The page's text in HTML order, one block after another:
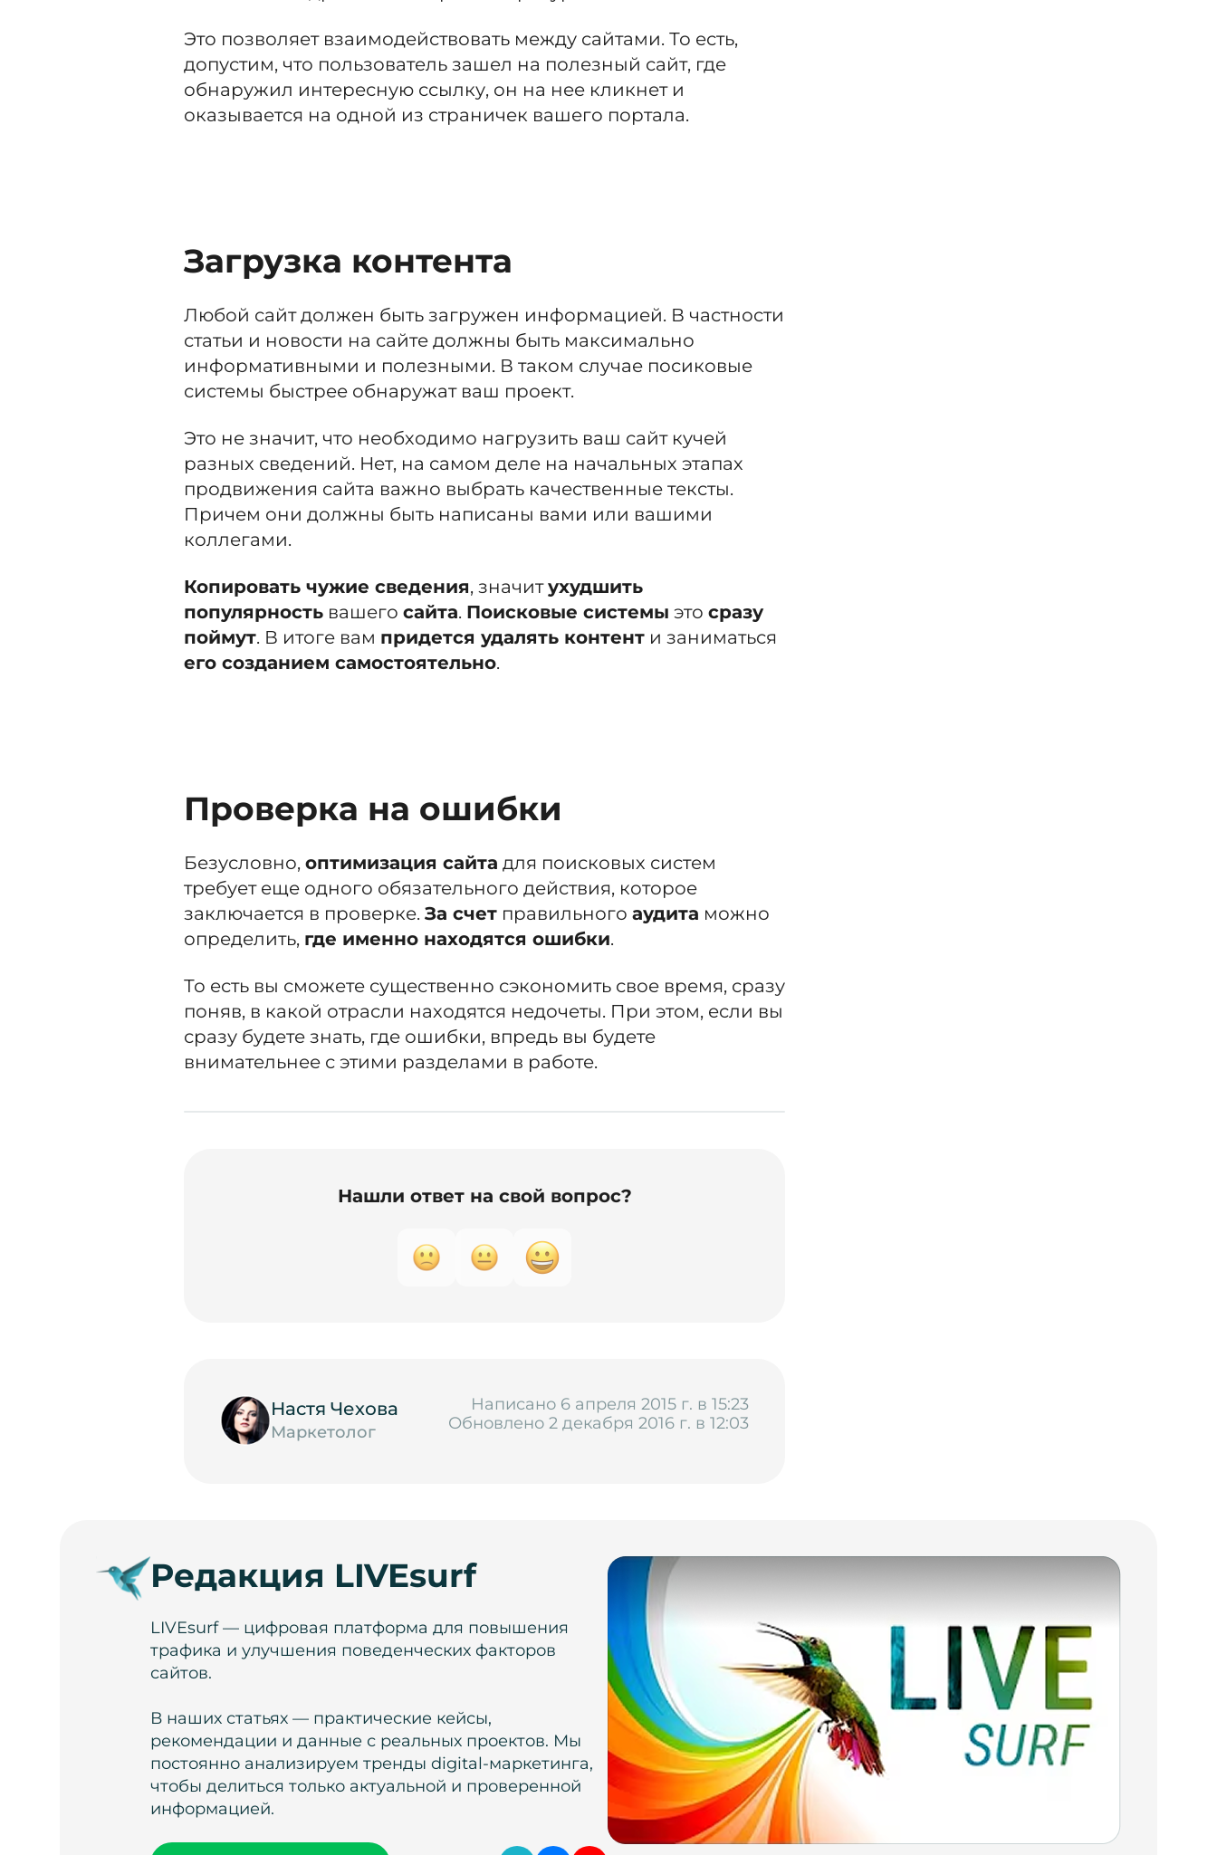
Это позволяет взаимодействовать между сайтами. То есть,
допустим, что пользователь зашел на полезный сайт, где
обнаружил интересную ссылку, он на нее кликнет и
оказывается на одной из страничек вашего портала.
Загрузка контента
Любой сайт должен быть загружен информацией. В частности
статьи и новости на сайте должны быть максимально
информативными и полезными. В таком случае посиковые
системы быстрее обнаружат ваш проект.
Это не значит, что необходимо нагрузить ваш сайт кучей
разных сведений. Нет, на самом деле на начальных этапах
продвижения сайта важно выбрать качественные тексты.
Причем они должны быть написаны вами или вашими
коллегами.
Копировать чужие сведения, значитухудшить
популярность вашегосайта. Поисковые системы этосразу
поймут. В итоге вам придется удалять контент и заниматься
его созданием самостоятельно.
Проверка на ошибки
Безусловно,оптимизация сайта для поисковых систем
требует еще одного обязательного действия, которое
заключается в проверке.За счет правильногоаудита можно
определить, где именно находятся ошибки.
То есть вы сможете существенно сэкономить свое время, сразу
поняв, в какой отрасли находятся недочеты. При этом, если вы
сразу будете знать, где ошибки, впредь вы будете
внимательнее с этими разделами в работе.
Нашли ответ на свой вопрос?
Настя Чехова
Маркетолог
Написано 6 апреля 2015 г. в 15:23
Обновлено 2 декабря 2016 г. в 12:03
Редакция LIVEsurf
LIVEsurf — цифровая платформа для повышения
трафика и улучшения поведенческих факторов
сайтов.
В наших статьях — практические кейсы,
рекомендации и данные с реальных проектов. Мы
постоянно анализируем тренды digital-маркетинга,
чтобы делиться только актуальной и проверенной
информацией.